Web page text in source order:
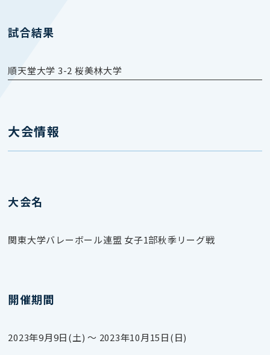
試合結果
順天堂大学 3-2 桜美林大学
大会情報
大会名
関東大学バレーボール連盟 女子1部秋季リーグ戦
開催期間
2023年9月9日(土) 〜 2023年10月15日(日)